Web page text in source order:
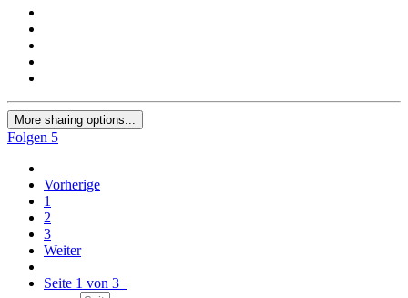
More sharing options...
Folgen 5
Vorherige
1
2
3
Weiter
Seite 1 von 3